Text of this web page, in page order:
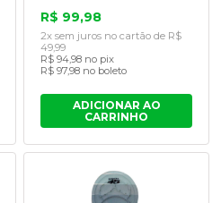
R$ 99,98
2x sem juros no cartão de R$
49,99
R$ 94,98 no pix
R$ 97,98 no boleto
ADICIONAR AO
CARRINHO